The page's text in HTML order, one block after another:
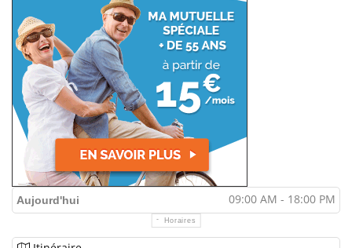
Aujourd'hui 09:00 AM - 18:00 PM
Horaires